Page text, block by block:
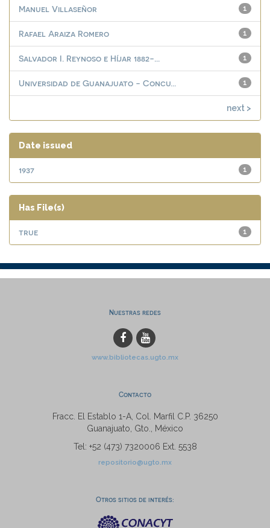
1
Manuel Villaseñor
1
Rafael Araiza Romero
1
Salvador I. Reynoso e Híjar 1882-...
1
Universidad de Guanajuato - Concu...
next >
Date issued
1
1937
Has File(s)
1
true
Nuestras redes
www.bibliotecas.ugto.mx
Contacto
Fracc. El Establo 1-A, Col. Marfil C.P. 36250
Guanajuato, Gto., México
Tel: +52 (473) 7320006 Ext. 5538
repositorio@ugto.mx
Otros sitios de interés: